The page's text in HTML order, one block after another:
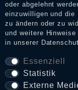
AGB
Widerrufs­recht
oder abgelehnt
einzuwilligen und
zu ändern oder zu
und weitere
in unserer
Essenziell
Statistik
Externe